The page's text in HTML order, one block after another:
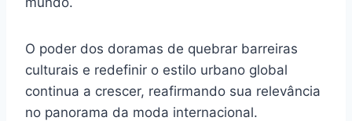
O poder dos doramas de quebrar barreiras
culturais e redefinir o estilo urbano global
continua a crescer, reafirmando sua relevância
no panorama da moda internacional.